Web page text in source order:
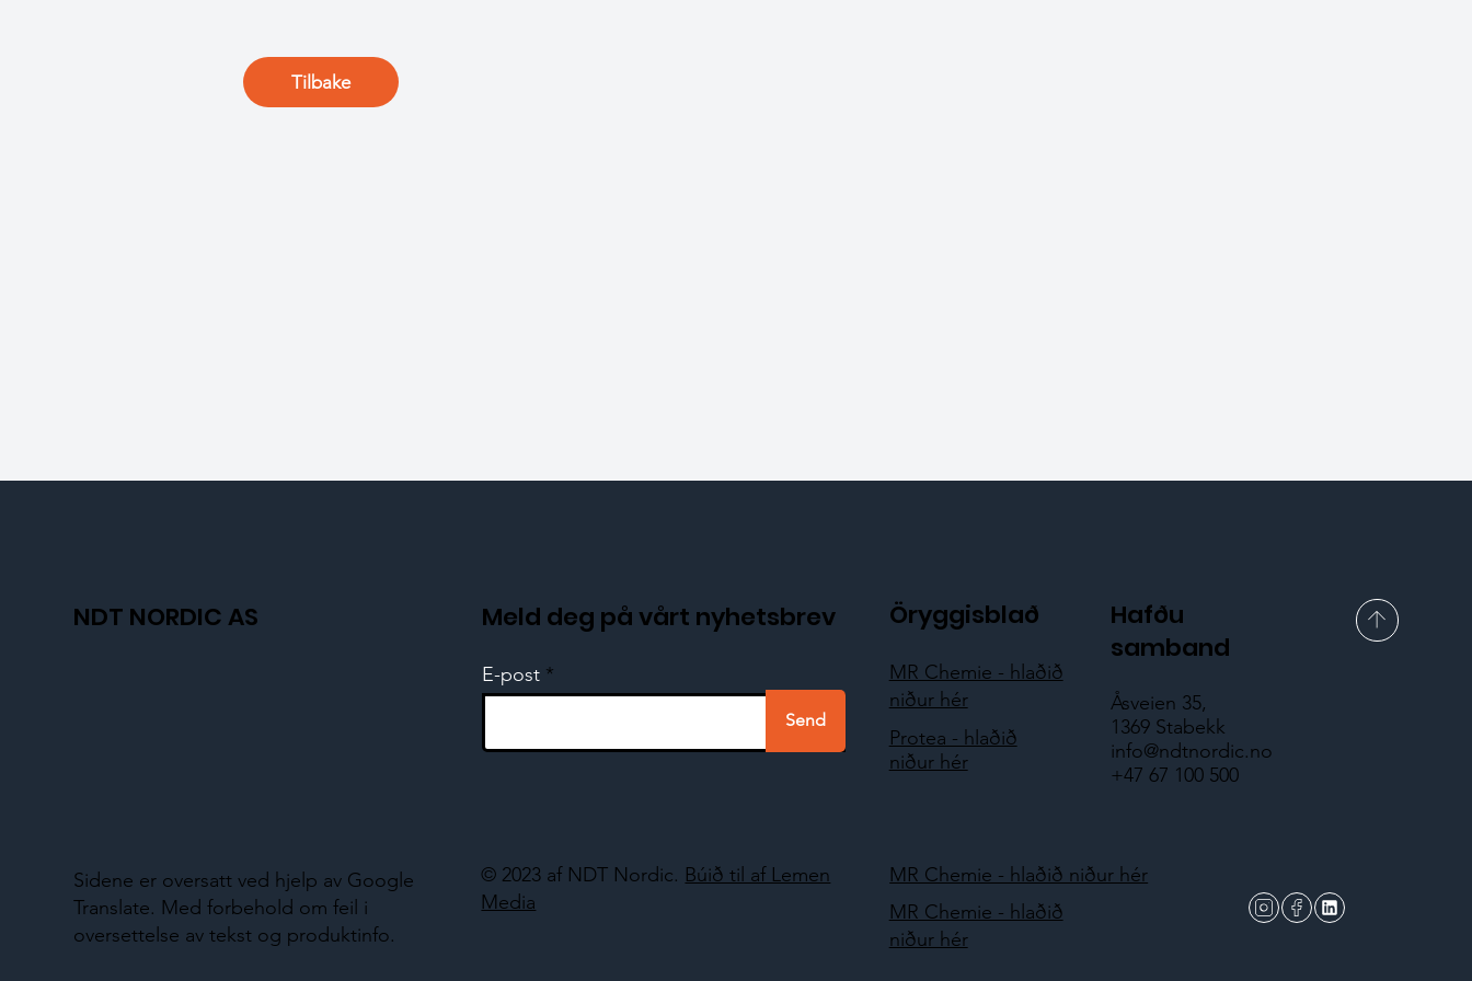
Tilbake
NDT NORDIC AS Öryggisblað
MR Chemie - hlaðið
niður hér
Protea - hlaðið
niður hér
Hafðu
samband
Åsveien 35,
1369 Stabekk
info@ndtnordic.no
+47 67 100 500
© 2023 af NDT Nordic. Búið til af Lemen
Media
Meld deg på vårt nyhetsbrev
E-post
Send
Sidene er oversatt ved hjelp av Google
Translate. Med forbehold om feil i
oversettelse av tekst og produktinfo.
MR Chemie - hlaðið niður hér
MR Chemie - hlaðið
niður hér